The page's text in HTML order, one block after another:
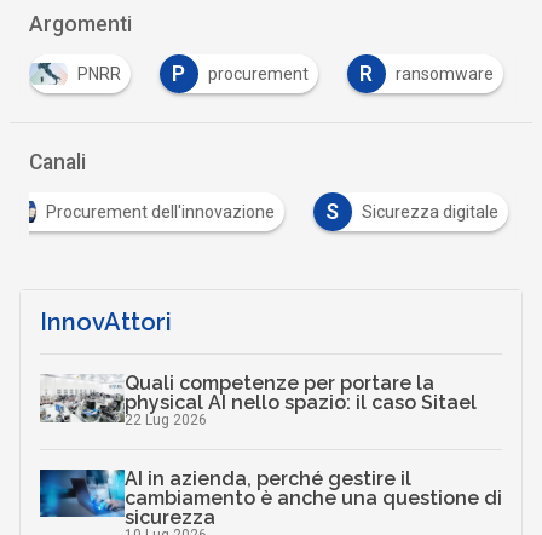
Argomenti
PNRR P procurement R ransomware
Canali
Procurement dell'innovazione S Sicurezza digitale
InnovAttori
Quali competenze per portare la
physical AI nello spazio: il caso Sitael
22 Lug 2026
AI in azienda, perché gestire il
cambiamento è anche una questione di
sicurezza